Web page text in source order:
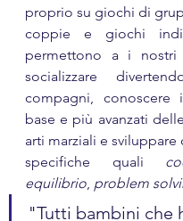
proprio su giochi di
coppie e giochi
permettono a i
socializzare
compagni, conoscere
base e più avanzati
arti marziali e
specifiche quali
equilibrio problem
"Tutti bambini che